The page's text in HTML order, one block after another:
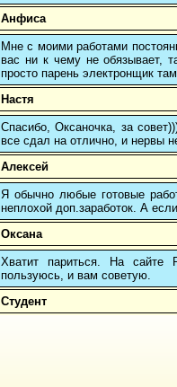
Анфиса
Мне с моими работами
вас ни к чему не обязывает,
просто парень электронщик
Настя
Спасибо, Оксаночка, за
все сдал на отлично, и нервы
Алексей
Я обычно любые готовые
неплохой доп.заработок. А
Оксана
Хватит париться. На
пользуюсь, и вам советую.
Студент